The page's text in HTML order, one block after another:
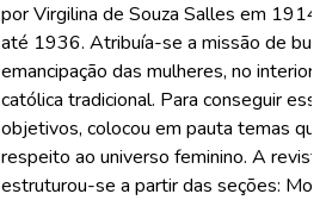
por Virgilina de Souza Salles em 1914
até 1936. Atribuía-se a missão de
emancipação das mulheres, no interior
católica tradicional. Para conseguir
objetivos, colocou em pauta temas
respeito ao universo feminino. A revista
estruturou-se a partir das seções: